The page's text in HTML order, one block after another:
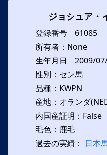
ジョシュア・
登録番号：61085
所有者：None
生年月日：2009/
性別：セン馬
品種：KWPN
産地：オランダ
内国産証明：False
毛色：鹿毛
過去の実績： 日本